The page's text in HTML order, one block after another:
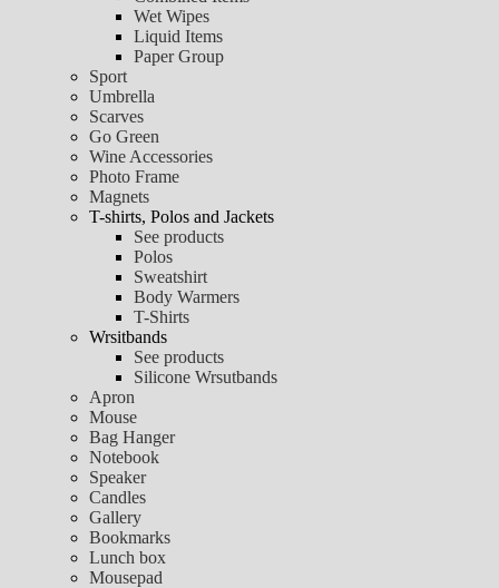
Wet Wipes
Liquid Items
Paper Group
Sport
Umbrella
Scarves
Go Green
Wine Accessories
Photo Frame
Magnets
T-shirts, Polos and Jackets
See products
Polos
Sweatshirt
Body Warmers
T-Shirts
Wrsitbands
See products
Silicone Wrsutbands
Apron
Mouse
Bag Hanger
Notebook
Speaker
Candles
Gallery
Bookmarks
Lunch box
Mousepad